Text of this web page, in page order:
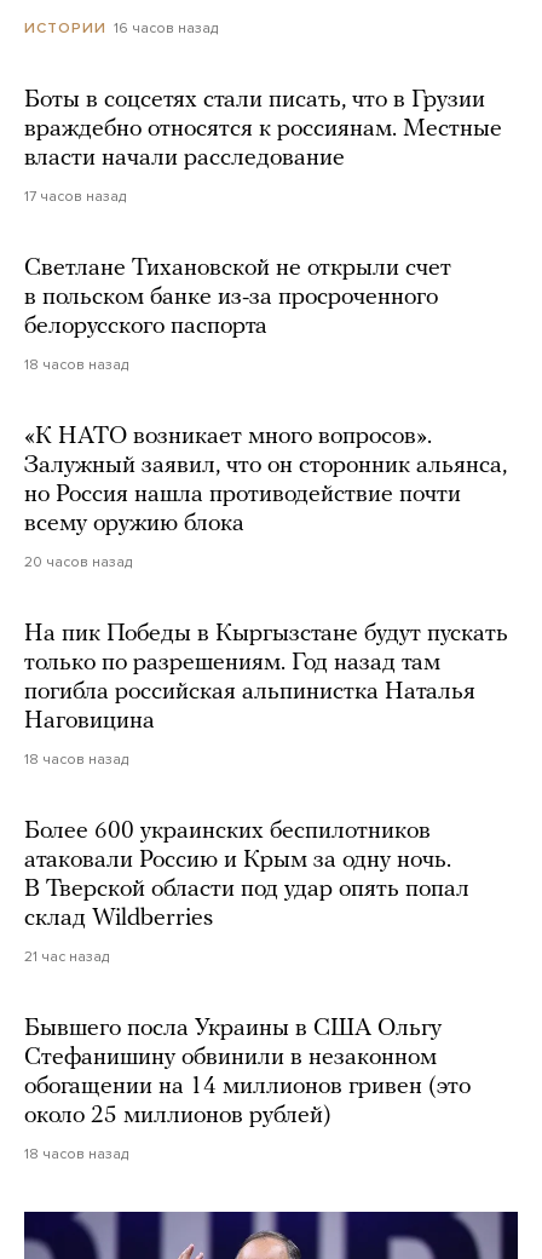
ИСТОРИИ 16 часов назад
Боты в соцсетях стали писать, что в Грузии
враждебно относятся к россиянам. Местные
власти начали расследование
17 часов назад
Светлане Тихановской не открыли счет
в польском банке из-за просроченного
белорусского паспорта
18 часов назад
«К НАТО возникает много вопросов».
Залужный заявил, что он сторонник альянса,
но Россия нашла противодействие почти
всему оружию блока
20 часов назад
На пик Победы в Кыргызстане будут пускать
только по разрешениям. Год назад там
погибла российская альпинистка Наталья
Наговицина
18 часов назад
Более 600 украинских беспилотников
атаковали Россию и Крым за одну ночь.
В Тверской области под удар опять попал
склад Wildberries
21 час назад
Бывшего посла Украины в США Ольгу
Стефанишину обвинили в незаконном
обогащении на 14 миллионов гривен (это
около 25 миллионов рублей)
18 часов назад